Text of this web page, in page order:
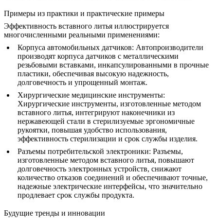
Примеры из практики и практические примеры
Эффективность вставного литья иллюстрируется
многочисленными реальными применениями:
Корпуса автомобильных датчиков: Автопроизводители
производят корпуса датчиков с металлическими
резьбовыми вставками, инкапсулированными в прочные
пластики, обеспечивая высокую надежность,
долговечность и упрощенный монтаж.
Хирургические медицинские инструменты:
Хирургические инструменты, изготовленные методом
вставного литья, интегрируют наконечники из
нержавеющей стали в стерилизуемые эргономичные
рукоятки, повышая удобство использования,
эффективность стерилизации и срок службы изделия.
Разъемы потребительской электроники: Разъемы,
изготовленные методом вставного литья, повышают
долговечность электронных устройств, снижают
количество отказов соединений и обеспечивают точные,
надежные электрические интерфейсы, что значительно
продлевает срок службы продукта.
Будущие тренды и инновации